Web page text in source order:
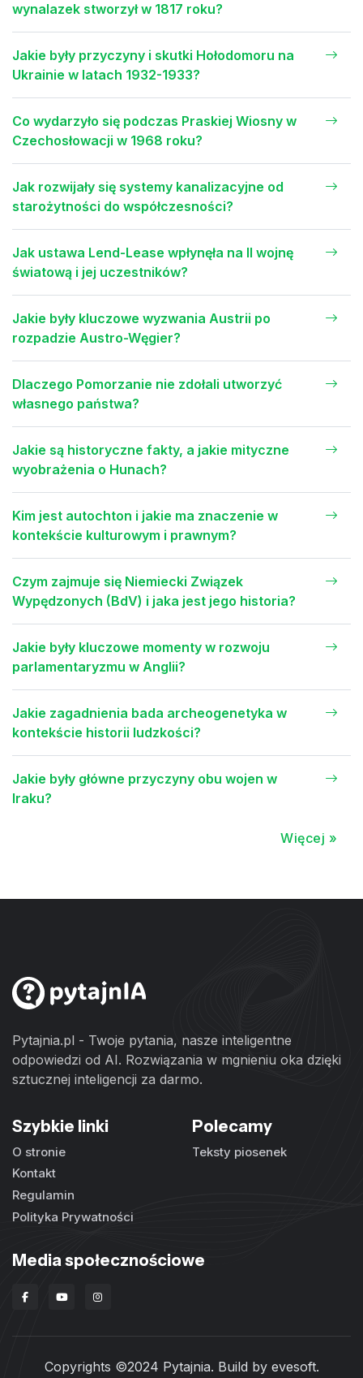
wynalazek stworzył w 1817 roku?
Jakie były przyczyny i skutki Hołodomoru na
Ukrainie w latach 1932-1933?
Co wydarzyło się podczas Praskiej Wiosny w
Czechosłowacji w 1968 roku?
Jak rozwijały się systemy kanalizacyjne od
starożytności do współczesności?
Jak ustawa Lend-Lease wpłynęła na II wojnę
światową i jej uczestników?
Jakie były kluczowe wyzwania Austrii po
rozpadzie Austro-Węgier?
Dlaczego Pomorzanie nie zdołali utworzyć
własnego państwa?
Jakie są historyczne fakty, a jakie mityczne
wyobrażenia o Hunach?
Kim jest autochton i jakie ma znaczenie w
kontekście kulturowym i prawnym?
Czym zajmuje się Niemiecki Związek
Wypędzonych (BdV) i jaka jest jego historia?
Jakie były kluczowe momenty w rozwoju
parlamentaryzmu w Anglii?
Jakie zagadnienia bada archeogenetyka w
kontekście historii ludzkości?
Jakie były główne przyczyny obu wojen w
Iraku?
Więcej »
Pytajnia.pl - Twoje pytania, nasze inteligentne
odpowiedzi od AI. Rozwiązania w mgnieniu oka dzięki
sztucznej inteligencji za darmo.
Szybkie linki
O stronie
Kontakt
Regulamin
Polityka Prywatności
Polecamy
Teksty piosenek
Media społecznościowe
Copyrights ©2024 Pytajnia. Build by evesoft.